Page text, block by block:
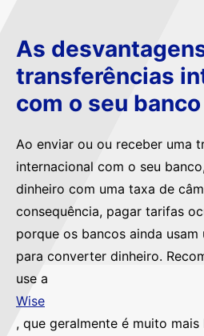
As
transferências
com o seu banco
Ao enviar ou ou receber uma
internacional com o seu
dinheiro com uma taxa de
consequência, pagar tarifas
porque os bancos ainda
para converter dinheiro.
use a
Wise
, que geralmente é muito